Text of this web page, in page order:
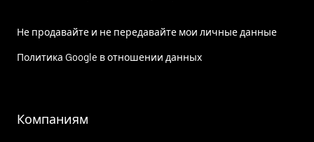
Не продавайте и не передавайте мои личные данные
Политика Google в отношении данных
Компаниям